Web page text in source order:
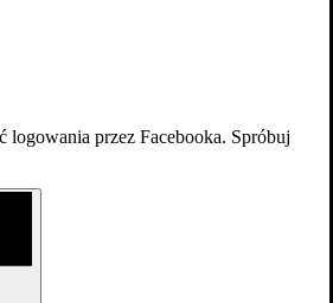
logowania przez Facebooka. Spróbuj